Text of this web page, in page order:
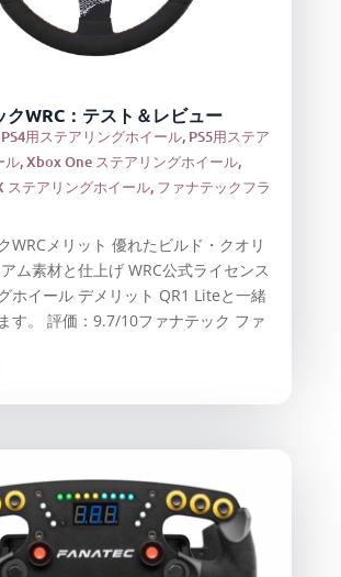
クWRC：テスト＆レビュー
PS4用ステアリングホイール, PS5用ステア
ル,Xbox One ステアリングホイール,
ステアリングホイール, ファナテックフラ
WRCメリット 優れたビルド・クオリ
ム素材と仕上げ WRC公式ライセンス
ホイール デメリット QR1 Liteと一緒
す。 評価：9.7/10ファナテック ファ